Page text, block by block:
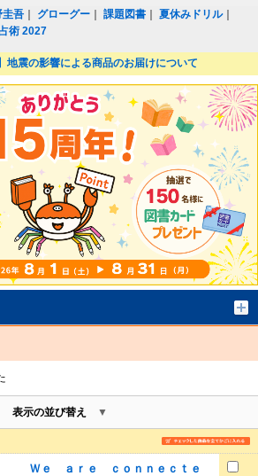
圭吾 グローグー ｜課題図書 ｜夏休みドリル｜
術 2027
地震の影響による商品のお届けについて
表示の並び替え
Ｗｅ ａｒｅ ｃｏｎｎｅｃｔｅ